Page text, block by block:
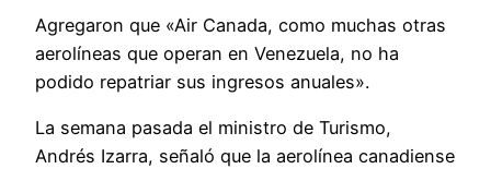
Agregaron que «Air Canada, como muchas otras
aerolíneas que operan en Venezuela, no ha
podido repatriar sus ingresos anuales».
La semana pasada el ministro de Turismo,
Andrés Izarra, señaló que la aerolínea canadiense